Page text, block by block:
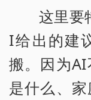
这里要特
I给出的建
搬。因为
是什么、